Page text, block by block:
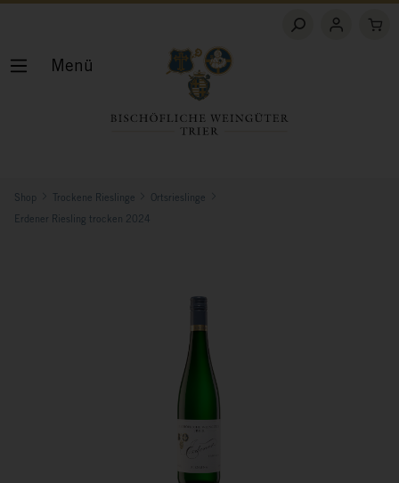
Shop Trockene Rieslinge Ortsrieslinge
Erdener Riesling trocken 2024
Menü